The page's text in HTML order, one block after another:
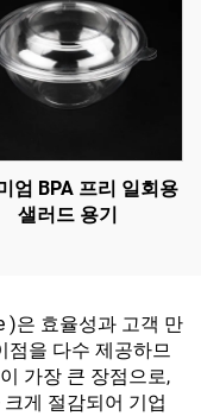
엄 BPA 프리 일회용
샐러드 용기
)은 효율성과 고객 만
점을 다수 제공하므
가장 큰 장점으로,
게 절감되어 기업